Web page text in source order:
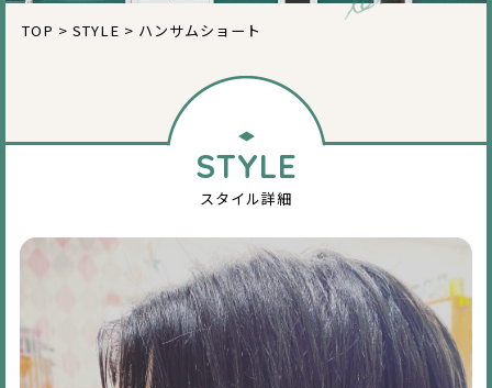
TOP > STYLE > ハンサムショート
STYLE
スタイル詳細